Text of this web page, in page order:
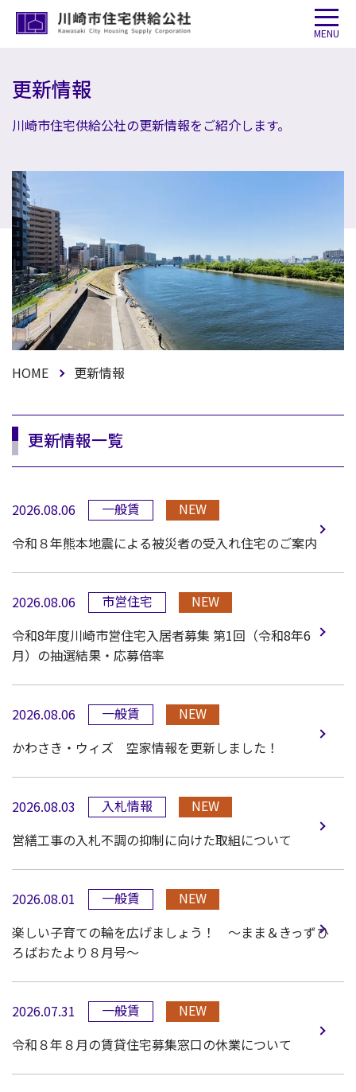
MENU
更新情報
川崎市住宅供給公社の更新情報をご紹介します。
HOME 更新情報
更新情報一覧
2026.08.06 一般賃
NEW
令和８年熊本地震による被災者の受入れ住宅のご案内
2026.08.06 市営住宅
NEW
令和8年度川崎市営住宅入居者募集 第1回（令和8年6
月）の抽選結果・応募倍率
2026.08.06 一般賃
NEW
かわさき・ウィズ 空家情報を更新しました！
2026.08.03 入札情報
NEW
営繕工事の入札不調の抑制に向けた取組について
2026.08.01 一般賃
NEW
楽しい子育ての輪を広げましょう！ ～まま＆きっずひ
ろばおたより８月号～
2026.07.31 一般賃
NEW
令和８年８月の賃貸住宅募集窓口の休業について